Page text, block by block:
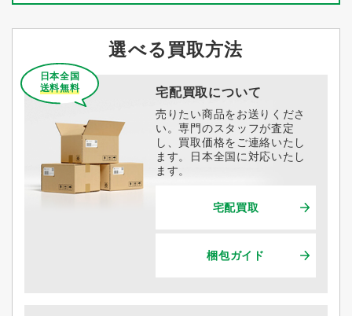
選べる買取方法
宅配買取について
日本全国
送料無料
売りたい商品をお送りくださ
い。専門のスタッフが査定
し、買取価格をご連絡いたし
ます。日本全国に対応いたし
ます。
宅配買取
梱包ガイド